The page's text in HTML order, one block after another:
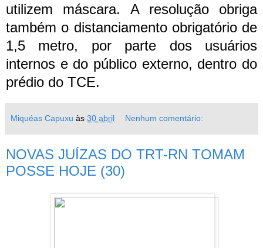
utilizem máscara. A resolução obriga
também o distanciamento obrigatório de
1,5 metro, por parte dos usuários
internos e do público externo, dentro do
prédio do TCE.
Miquéas Capuxu às 30 abril Nenhum comentário:
NOVAS JUÍZAS DO TRT-RN TOMAM
POSSE HOJE (30)